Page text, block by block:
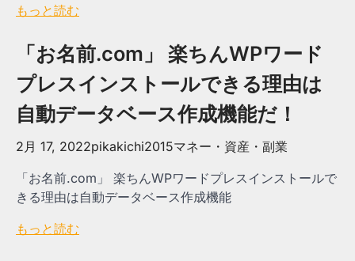
もっと読む
「お名前.com」 楽ちんWPワード
プレスインストールできる理由は
自動データベース作成機能だ！
2月 17, 2022pikakichi2015マネー・資産・副業
「お名前.com」 楽ちんWPワードプレスインストールで
きる理由は自動データベース作成機能
もっと読む